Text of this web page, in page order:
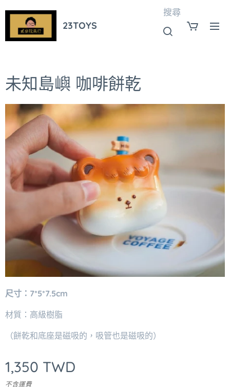
23TOYS
搜尋
未知島嶼 咖啡餅乾
尺寸：7*5*7.5cm
材質：高級樹脂
（餅乾和底座是磁吸的，吸管也是磁吸的）
1,350 TWD
不含運費